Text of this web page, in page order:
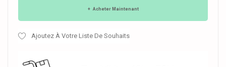
Acheter Maintenant
Ajoutez À Votre Liste De Souhaits